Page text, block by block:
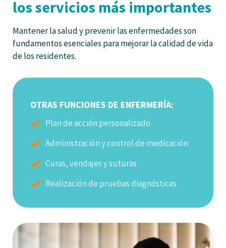
los servicios más importantes
Mantener la salud y prevenir las enfermedades son
fundamentos esenciales para mejorar la calidad de vida
de los residentes.
OTRAS FUNCIONES DE ENFERMERÍA:
Plan de acción personalizado
Administración y control de medicación
Curas, vendajes y suturas
Realización de pruebas diagnósticas